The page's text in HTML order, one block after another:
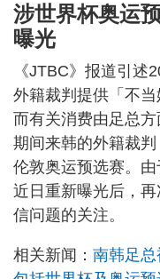
涉世界杯奥运
曝光
《JTBC》报道引述
外籍裁判提供「不当
而有关消费由足总
期间来韩的外籍裁
伦敦奥运预选赛。
近日重新曝光后，
信问题的关注。
相关新闻： 南韩足总